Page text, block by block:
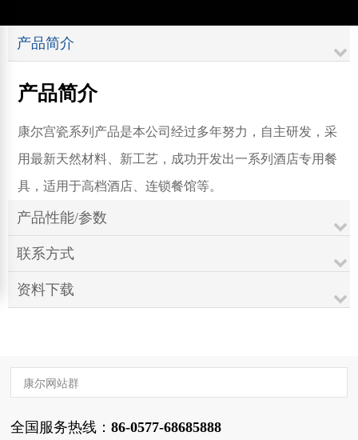
产品简介
产品简介
康尔宫瓷系列产品是本公司经过多年努力，自主研发，采
用最新天然材料、新工艺，成功开发出一系列酒店专用餐
具，适用于高档酒店、连锁餐馆等。
产品性能/参数
联系方式
资料下载
康尔网站群
全国服务热线：86-0577-68685888